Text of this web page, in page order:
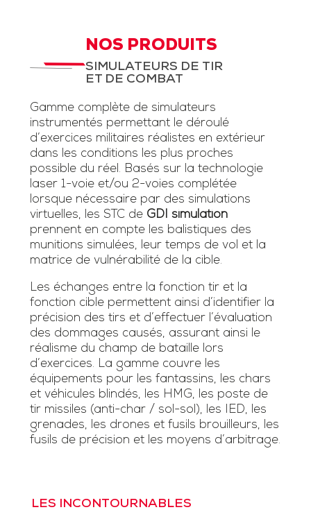
NOS PRODUITS
SIMULATEURS DE TIR
ET DE COMBAT
Gamme complète de simulateurs
instrumentés permettant le déroulé
d’exercices militaires réalistes en extérieur
dans les conditions les plus proches
possible du réel. Basés sur la technologie
laser 1-voie et/ou 2-voies complétée
lorsque nécessaire par des simulations
virtuelles, les STC de GDI simulation
prennent en compte les balistiques des
munitions simulées, leur temps de vol et la
matrice de vulnérabilité de la cible.
Les échanges entre la fonction tir et la
fonction cible permettent ainsi d’identifier la
précision des tirs et d’effectuer l’évaluation
des dommages causés, assurant ainsi le
réalisme du champ de bataille lors
d’exercices. La gamme couvre les
équipements pour les fantassins, les chars
et véhicules blindés, les HMG, les poste de
tir missiles (anti-char / sol-sol), les IED, les
grenades, les drones et fusils brouilleurs, les
fusils de précision et les moyens d’arbitrage.
LES INCONTOURNABLES